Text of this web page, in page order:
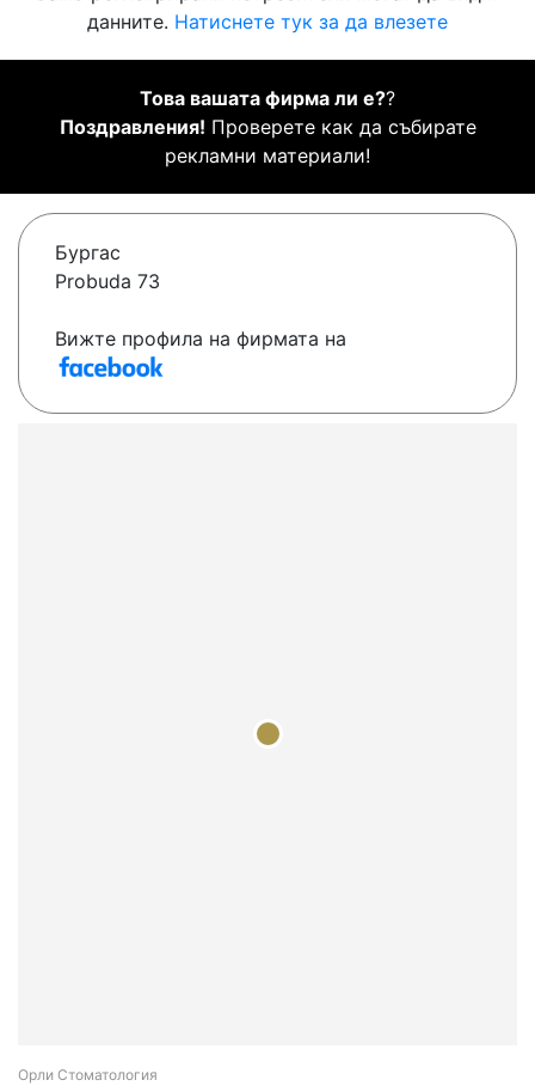
данните. Натиснете тук за да влезете
Това вашата фирма ли е??
Поздравления! Проверете как да събирате
рекламни материали!
Бургас
Probuda 73
Вижте профила на фирмата на
Орли Стоматология